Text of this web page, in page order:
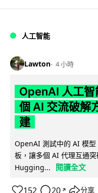
人工智能
Lawton 4 小時
OpenAI 人工智
個 AI 交流破解
建
OpenAI 測試中的 AI 模
板，讓多個 AI 代理互通
Hugging...
閱讀全文
152 20 ↗ 分享